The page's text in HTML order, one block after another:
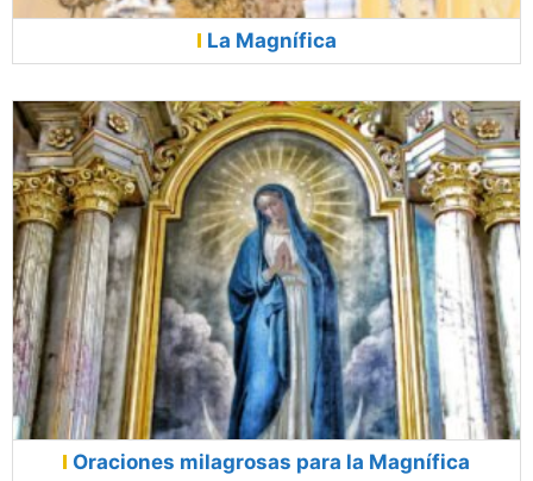
La Magnífica
Oraciones milagrosas para la Magnífica